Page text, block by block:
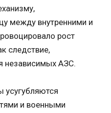
между внутренними и
рост
следствие,
независимых АЗС.
и военными